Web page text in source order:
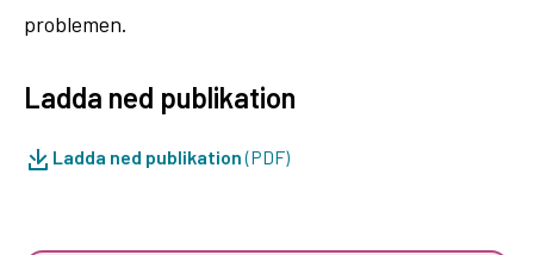
problemen.
Ladda ned publikation
Ladda ned publikation(PDF)